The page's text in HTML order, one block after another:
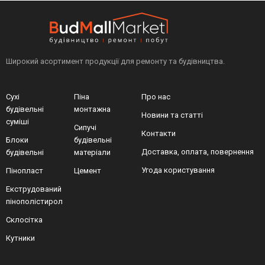
Колір, характеристики і комплектація можуть бути
змінені за ініціативою виробника без повідомлення та
Широкий асортимент продукції для ремонту та будівництва.
Сухі
будівельні
суміші
Блоки
будівельні
Пінопласт
Екструдований
пінополістирол
Склосітка
Кутники
Піна
монтажна
Сипучі
будівельні
матеріали
Цемент
Про нас
Новини та статті
Контакти
Доставка, оплата, повернення
Угода користування